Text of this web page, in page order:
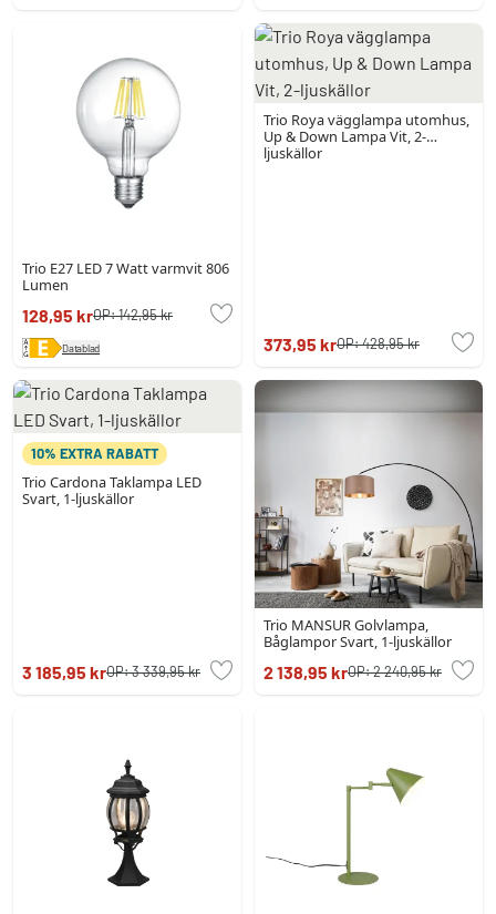
Trio E27 LED 7 Watt varmvit 806
Lumen
128,95 krOP:142,95 kr
Datablad
Trio Roya vägglampa utomhus,
Up & Down Lampa Vit, 2-
ljuskällor
373,95 krOP:428,95 kr
10% EXTRA RABATT
Trio Cardona Taklampa LED
Svart, 1-ljuskällor
3 185,95 krOP:3 339,95 kr
Trio MANSUR Golvlampa,
Båglampor Svart, 1-ljuskällor
2 138,95 krOP:2 240,95 kr